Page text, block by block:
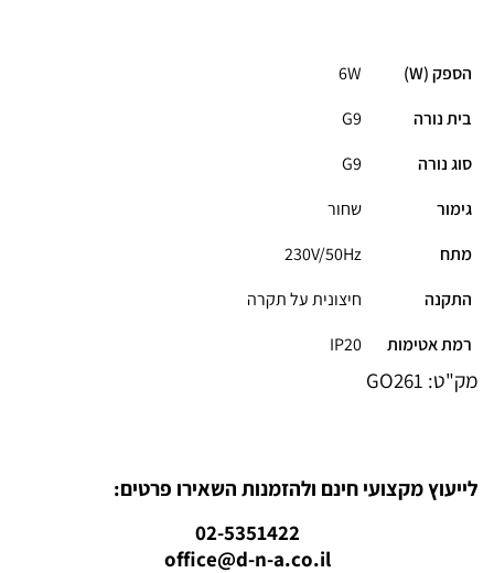
הספק (W)
6W
בית נורה
G9
סוג נורה
G9
גימור
שחור
מתח
230V/50Hz
התקנה
חיצונית על תקרה
רמת אטימות
IP20
מק"ט: GO261
לייעוץ מקצועי חינם ולהזמנות השאירו פרטים:
02-5351422
office@d-n-a.co.il